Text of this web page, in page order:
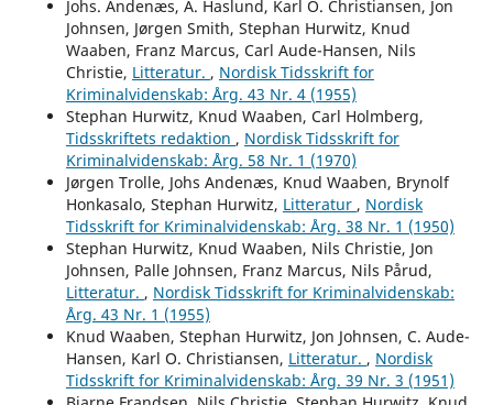
Johs. Andenæs, A. Haslund, Karl O. Christiansen, Jon
Johnsen, Jørgen Smith, Stephan Hurwitz, Knud
Waaben, Franz Marcus, Carl Aude-Hansen, Nils
Christie, Litteratur. , Nordisk Tidsskrift for
Kriminalvidenskab: Årg. 43 Nr. 4 (1955)
Stephan Hurwitz, Knud Waaben, Carl Holmberg,
Tidsskriftets redaktion , Nordisk Tidsskrift for
Kriminalvidenskab: Årg. 58 Nr. 1 (1970)
Jørgen Trolle, Johs Andenæs, Knud Waaben, Brynolf
Honkasalo, Stephan Hurwitz, Litteratur , Nordisk
Tidsskrift for Kriminalvidenskab: Årg. 38 Nr. 1 (1950)
Stephan Hurwitz, Knud Waaben, Nils Christie, Jon
Johnsen, Palle Johnsen, Franz Marcus, Nils Pårud,
Litteratur. , Nordisk Tidsskrift for Kriminalvidenskab:
Årg. 43 Nr. 1 (1955)
Knud Waaben, Stephan Hurwitz, Jon Johnsen, C. Aude-
Hansen, Karl O. Christiansen, Litteratur. , Nordisk
Tidsskrift for Kriminalvidenskab: Årg. 39 Nr. 3 (1951)